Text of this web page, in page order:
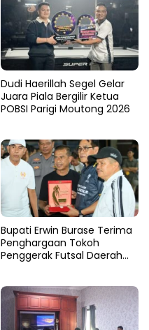
Dudi Haerillah Segel Gelar
Juara Piala Bergilir Ketua
POBSI Parigi Moutong 2026
Bupati Erwin Burase Terima
Penghargaan Tokoh
Penggerak Futsal Daerah